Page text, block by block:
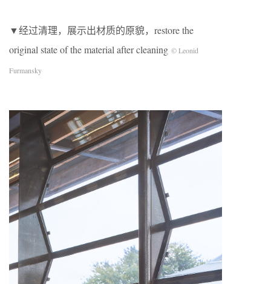
▼经过清理，展示出材质的原貌，restore the
original state of the material after cleaning ©Leonid
Furmansky